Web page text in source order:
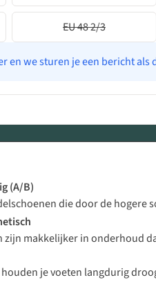
EU 48 2/3
en we sturen je een bericht
(A/B)
die door de hogere
zijn makkelijker in onderhoud
je voeten langdurig